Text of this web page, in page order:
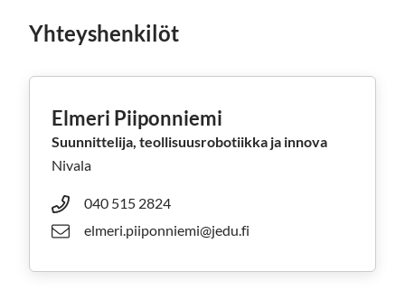
Yhteyshenkilöt
Elmeri Piiponniemi
Suunnittelija, teollisuusrobotiikka ja innova
Nivala
040 515 2824
elmeri.piiponniemi@jedu.fi